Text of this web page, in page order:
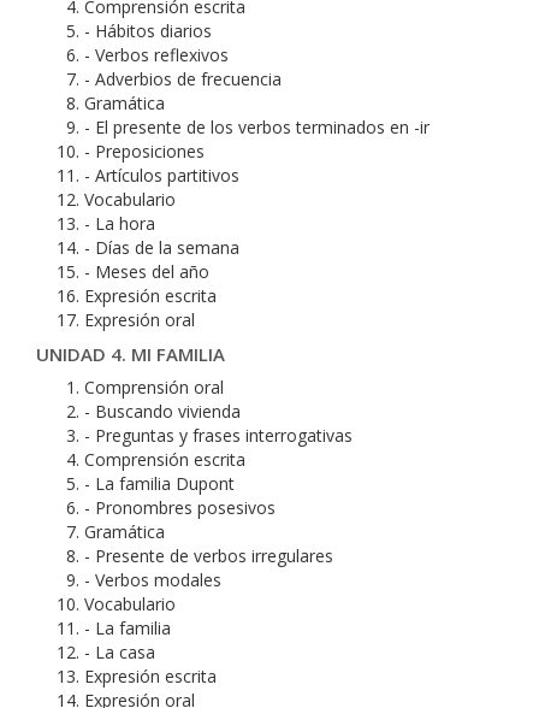
Comprensión escrita
- Hábitos diarios
- Verbos reflexivos
- Adverbios de frecuencia
Gramática
- El presente de los verbos terminados en -ir
- Preposiciones
- Artículos partitivos
Vocabulario
- La hora
- Días de la semana
- Meses del año
Expresión escrita
Expresión oral
UNIDAD 4. MI FAMILIA
Comprensión oral
- Buscando vivienda
- Preguntas y frases interrogativas
Comprensión escrita
- La familia Dupont
- Pronombres posesivos
Gramática
- Presente de verbos irregulares
- Verbos modales
Vocabulario
- La familia
- La casa
Expresión escrita
Expresión oral